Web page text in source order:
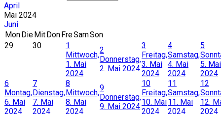
April
Mai 2024
Juni
MonDieMitDonFreSamSon
29
30
1
Mittwoch,
1. Mai
2024
2
Donnerstag,
2. Mai 2024
3
Freitag,
3. Mai
2024
4
Samstag,
4. Mai
2024
5
5. Mai
2024
6
Montag,
6. Mai
2024
7
Dienstag,
7. Mai
2024
8
Mittwoch,
8. Mai
2024
9
Donnerstag,
9. Mai 2024
10
Freitag,
10. Mai
2024
11
Samstag,
11. Mai
2024
12
12.
2024